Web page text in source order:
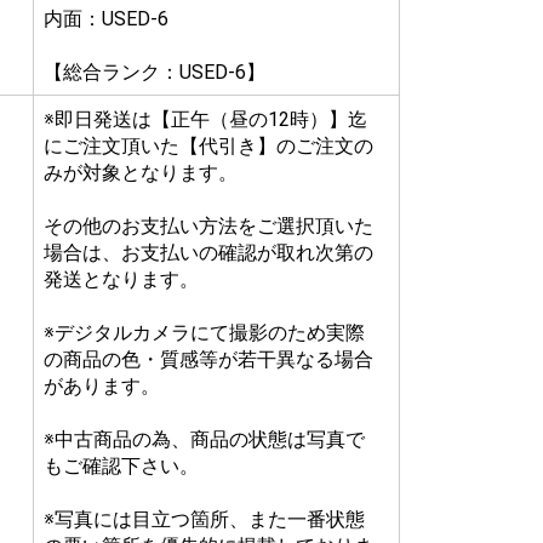
内面：USED-6
【総合ランク：USED-6】
※即日発送は【正午（昼の12時）】迄
にご注文頂いた【代引き】のご注文の
みが対象となります。
その他のお支払い方法をご選択頂いた
場合は、お支払いの確認が取れ次第の
発送となります。
※デジタルカメラにて撮影のため実際
の商品の色・質感等が若干異なる場合
があります。
※中古商品の為、商品の状態は写真で
もご確認下さい。
※写真には目立つ箇所、また一番状態